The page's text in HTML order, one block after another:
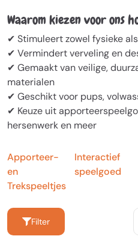
Waarom kiezen voor ons
✔ Stimuleert zowel fysieke
✔ Vermindert verveling en
✔ Gemaakt van veilige,
materialen
✔ Geschikt voor pups,
✔ Keuze uit
hersenwerk en meer
Apporteer-
en
Trekspeeltjes
Interactief
speelgoed
Filter